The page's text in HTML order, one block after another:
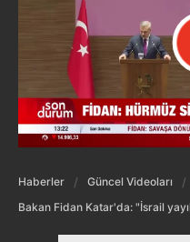
Haberler
Güncel Videoları
Bakan Fidan Katar'da: "İsrail